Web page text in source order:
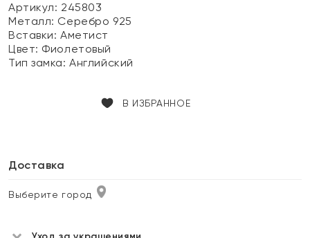
Артикул: 245803
Металл: Серебро 925
Вставки:Аметист
Цвет: Фиолетовый
Тип замка:Английский
В ИЗБРАННОЕ
Доставка
Выберите город